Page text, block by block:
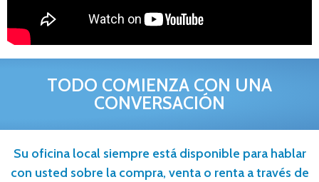
TODO COMIENZA CON UNA
CONVERSACIÓN
Su oficina local siempre está disponible para hablar
con usted sobre la compra, venta o renta a través de